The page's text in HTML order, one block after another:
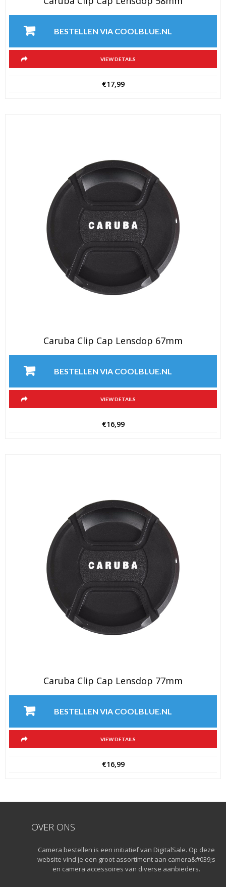
BESTELLEN VIA COOLBLUE.NL
VIEW DETAILS
€17,99
Caruba Clip Cap Lensdop 67mm
BESTELLEN VIA COOLBLUE.NL
VIEW DETAILS
€16,99
Caruba Clip Cap Lensdop 77mm
BESTELLEN VIA COOLBLUE.NL
VIEW DETAILS
€16,99
OVER ONS
Camera bestellen is een initiatief van DigitalSale. Op deze
website vind je een groot assortiment aan camera&#039;s
en camera accessoires van diverse aanbieders.